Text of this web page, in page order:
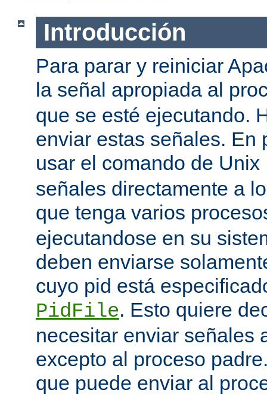
Introducción
Para parar y reiniciar
la señal apropiada al
que se esté ejecutando.
enviar estas señales. En
usar el comando de Unix
señales directamente a
que tenga varios
ejecutandose en su
deben enviarse
cuyo pid está
PidFile. Esto quiere
necesitar enviar señales
excepto al proceso
que puede enviar al